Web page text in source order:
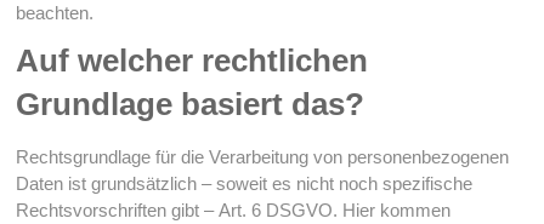
beachten.
Auf welcher rechtlichen
Grundlage basiert das?
Rechtsgrundlage für die Verarbeitung von personenbezogenen
Daten ist grundsätzlich – soweit es nicht noch spezifische
Rechtsvorschriften gibt – Art. 6 DSGVO. Hier kommen